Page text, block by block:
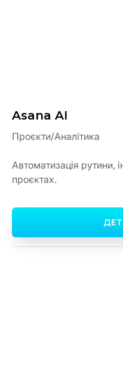
Asana AI
Проєкти/Аналітика
Автоматизація рутини,
проєктах.